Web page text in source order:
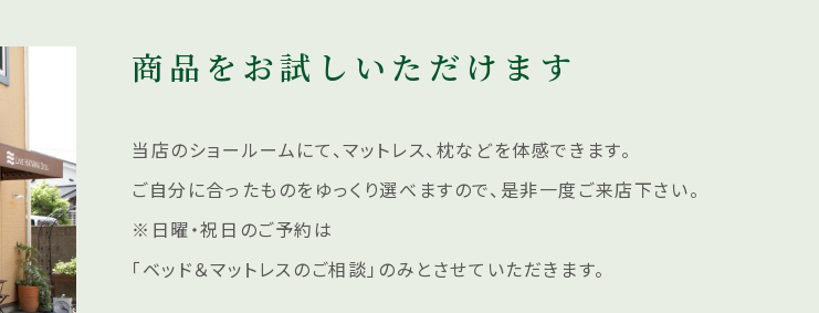
商品をお試しいただけます
当店のショールームにて、マットレス、枕などを体感できます。
ご自分に合ったものをゆっくり選べますので、是非一度ご来店下さい。
※日曜・祝日のご予約は
「ベッド＆マットレスのご相談」のみとさせていただきます。